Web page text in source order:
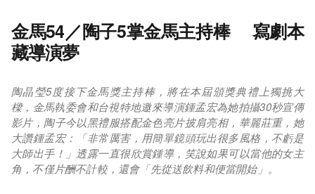
金馬54／陶子5掌金馬主持棒 寫劇本
藏導演夢
陶晶瑩5度接下金馬獎主持棒，將在本屆頒獎典禮上獨挑大
樑，金馬執委會和台視特地邀來導演鍾孟宏為她拍攝30秒宣傳
影片，陶子今以黑禮服搭配金色亮片披肩亮相，華麗莊重，她
大讚鍾孟宏：「非常厲害，用簡單鏡頭玩出很多風格，不虧是
大師出手！」透露一直很欣賞鍾導，笑說如果可以當他的女主
角，不僅片酬不計較，還會「先從送飲料和便當開始」。